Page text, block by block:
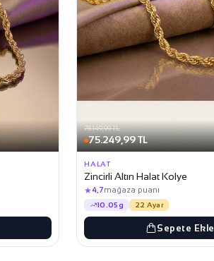
78.149,99 TL
75.249,99 TL
HALAT
Zincirli Altın Halat Kolye
★4,7mağaza puanı
10.05g 22 Ayar
Sepete Ekle